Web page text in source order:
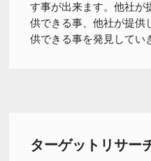
す事が出来ます。他社が
供できる事、他社が提供
供できる事を発見してい
ターゲットリサー